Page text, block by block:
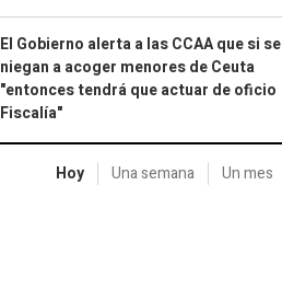
El Gobierno alerta a las CCAA que si se
niegan a acoger menores de Ceuta
"entonces tendrá que actuar de oficio
Fiscalía"
Hoy Una semana Un mes